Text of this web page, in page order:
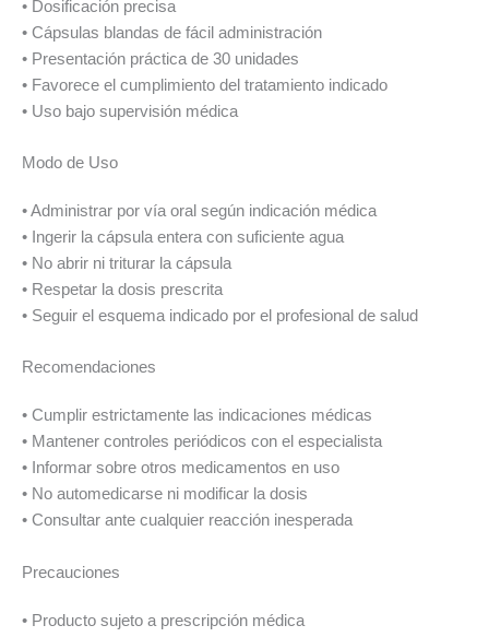
• Dosificación precisa
• Cápsulas blandas de fácil administración
• Presentación práctica de 30 unidades
• Favorece el cumplimiento del tratamiento indicado
• Uso bajo supervisión médica
Modo de Uso
• Administrar por vía oral según indicación médica
• Ingerir la cápsula entera con suficiente agua
• No abrir ni triturar la cápsula
• Respetar la dosis prescrita
• Seguir el esquema indicado por el profesional de salud
Recomendaciones
• Cumplir estrictamente las indicaciones médicas
• Mantener controles periódicos con el especialista
• Informar sobre otros medicamentos en uso
• No automedicarse ni modificar la dosis
• Consultar ante cualquier reacción inesperada
Precauciones
• Producto sujeto a prescripción médica